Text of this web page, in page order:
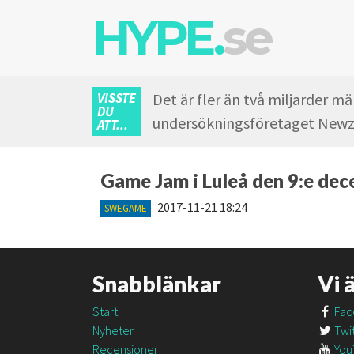
HYPE.se
VISSTE
DU
ATT...
Det är fler än två miljarder
undersökningsföretaget
Game Jam i Luleå den 9:e
SWEGAME 2017-11-21 18:24
Snabblänkar
Start
Nyheter
Recensioner
Vi